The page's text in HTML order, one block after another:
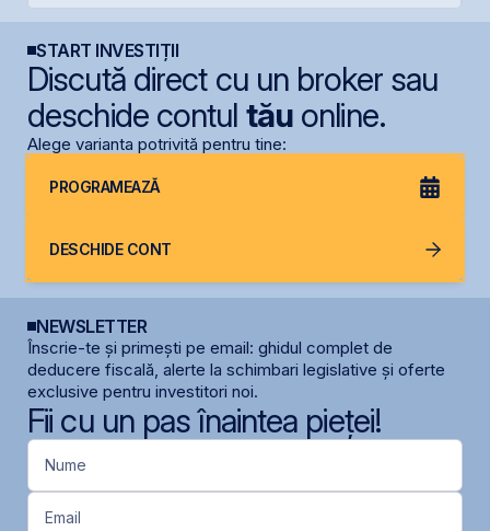
START INVESTIȚII
Discută direct cu un broker sau
deschide contul tăuonline.
Alege varianta potrivită pentru tine:
PROGRAMEAZĂ
DESCHIDE CONT
NEWSLETTER
Înscrie-te și primești pe email: ghidul complet de
deducere fiscală, alerte la schimbari legislative și oferte
exclusive pentru investitori noi.
Fii cu un pas înaintea pieței!
Nume
Email